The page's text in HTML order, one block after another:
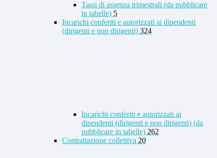
Tassi di assenza trimestrali (da pubblicare
in tabelle) 5
Incarichi conferiti e autorizzati ai dipendenti
(dirigenti e non dirigenti) 324
Incarichi conferiti e autorizzati ai
dipendenti (dirigenti e non dirigenti) (da
pubblicare in tabelle) 262
Contrattazione collettiva 20